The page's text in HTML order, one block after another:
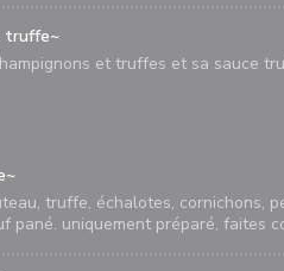
truffe~
et truffes et sa sauce
truffe, échalotes, cornichons,
pané. uniquement préparé, faites